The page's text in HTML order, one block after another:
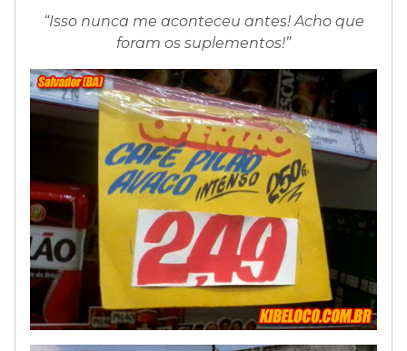
“Isso nunca me aconteceu antes! Acho que
foram os suplementos!”